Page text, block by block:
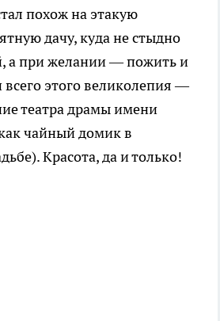
похож на этакую
дачу, куда не стыдно
а при желании — пожить и
этого великолепия —
театра драмы имени
чайный домик в
Красота, да и только!